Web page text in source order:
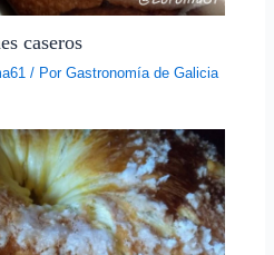
caseros
/ PorGastronomía de Galicia